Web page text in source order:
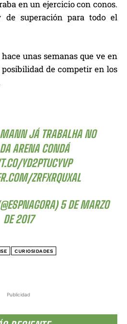
Publicidad
en un ejercicio con conos.
de superación para todo el
unas semanas que ve en
de competir en los
JÁ TRABALHA NO
ARENA CONDÁ
YD2PTUCYVP
ZRFXRQUXAL
5 DE MARZO
DE 2017
CURIOSIDADES